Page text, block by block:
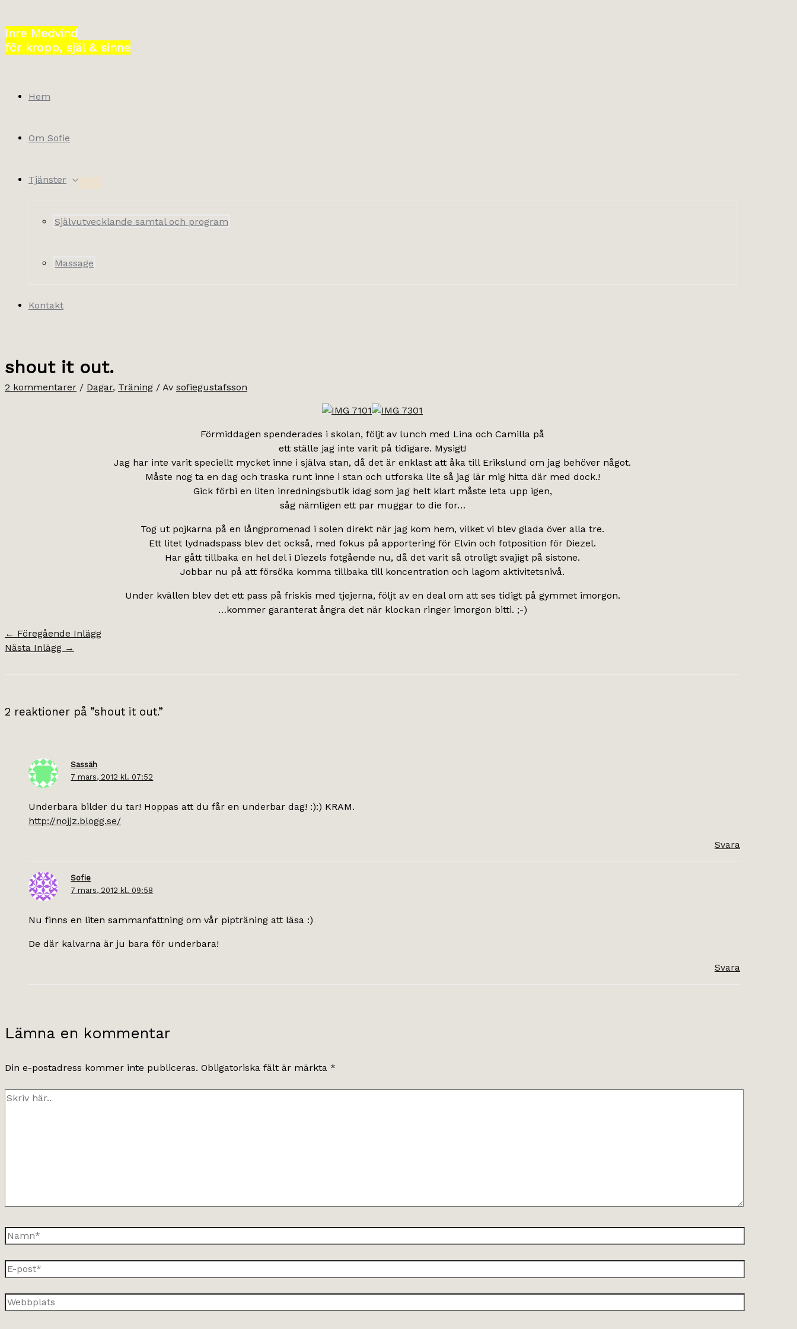
till
innehåll
Inre Medvind
för kropp, själ & sinne
Hem
Om Sofie
Tjänster
Självutvecklande samtal och program
Massage
Kontakt
shout it out.
2 kommentarer / Dagar, Träning / Av sofiegustafsson
Förmiddagen spenderades i skolan, följt av lunch med Lina och Camilla på
ett ställe jag inte varit på tidigare. Mysigt!
Jag har inte varit speciellt mycket inne i själva stan, då det är enklast att åka till Erikslund om jag behöver något.
Måste nog ta en dag och traska runt inne i stan och utforska lite så jag lär mig hitta där med dock.!
Gick förbi en liten inredningsbutik idag som jag helt klart måste leta upp igen,
såg nämligen ett par muggar to die for…
Tog ut pojkarna på en långpromenad i solen direkt när jag kom hem, vilket vi blev glada över alla tre.
Ett litet lydnadspass blev det också, med fokus på apportering för Elvin och fotposition för Diezel.
Har gått tillbaka en hel del i Diezels fotgående nu, då det varit så otroligt svajigt på sistone.
Jobbar nu på att försöka komma tillbaka till koncentration och lagom aktivitetsnivå.
Under kvällen blev det ett pass på friskis med tjejerna, följt av en deal om att ses tidigt på gymmet imorgon.
…kommer garanterat ångra det när klockan ringer imorgon bitti. ;-)
← Föregående Inlägg
Nästa Inlägg →
2 reaktioner på ”shout it out.”
Sassäh
7 mars, 2012 kl. 07:52
Underbara bilder du tar! Hoppas att du får en underbar dag! :):) KRAM.
http://nojjz.blogg.se/
Svara
Sofie
7 mars, 2012 kl. 09:58
Nu finns en liten sammanfattning om vår pipträning att läsa :)
De där kalvarna är ju bara för underbara!
Svara
Lämna en kommentar
Din e-postadress kommer inte publiceras. Obligatoriska fält är märkta *
Skriv
Namn*
E-
post*
Webbplats